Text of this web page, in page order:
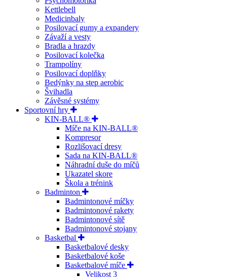
Kettlebell
Medicinbaly
Posilovací gumy a expandery
Závaží a vesty
Bradla a hrazdy
Posilovací kolečka
Trampolíny
Posilovací doplňky
Bedýnky na step aerobic
Švihadla
Závěsné systémy
Sportovní hry
KIN-BALL®
Míče na KIN-BALL®
Kompresor
Rozlišovací dresy
Sada na KIN-BALL®
Náhradní duše do míčů
Ukazatel skore
Škola a trénink
Badminton
Badmintonové míčky
Badmintonové rakety
Badmintonové sítě
Badmintonové stojany
Basketbal
Basketbalové desky
Basketbalové koše
Basketbalové míče
Velikost 3